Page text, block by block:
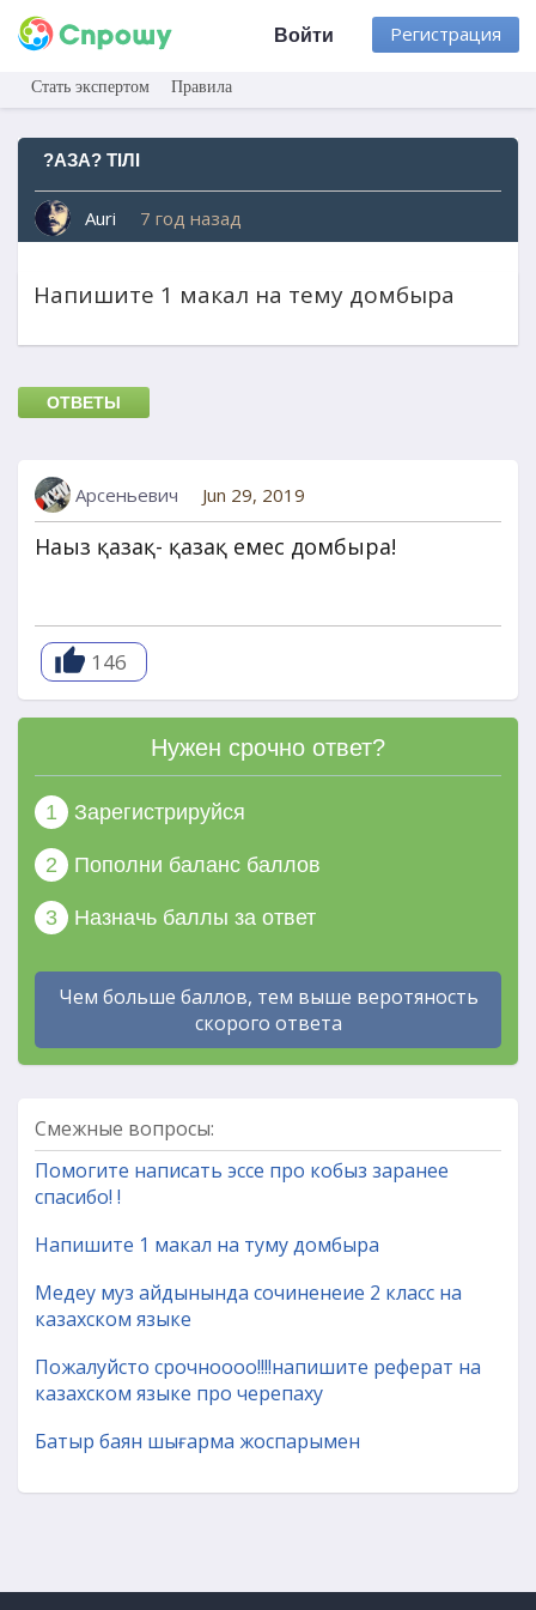
Регистрация
Войти
Стать экспертом Правила
?АЗА? ТIЛI
Auri 7 год назад
Напишите 1 макал на тему домбыра
ОТВЕТЫ
Арсеньевич Jun 29, 2019
Нағыз қазақ- қазақ емес домбыра!
146
Нужен срочно ответ?
1 Зарегистрируйся
2 Пополни баланс баллов
3 Назначь баллы за ответ
Чем больше баллов, тем выше веротяность
скорого ответа
Смежные вопросы:
Помогите написать эссе про кобыз заранее
спасибо! !
Напишите 1 макал на туму домбыра
Медеу муз айдынында сочиненеие 2 класс на
казахском языке
Пожалуйсто срочноооо!!!!напишите реферат на
казахском языке про черепаху
Батыр баян шығарма жоспарымен